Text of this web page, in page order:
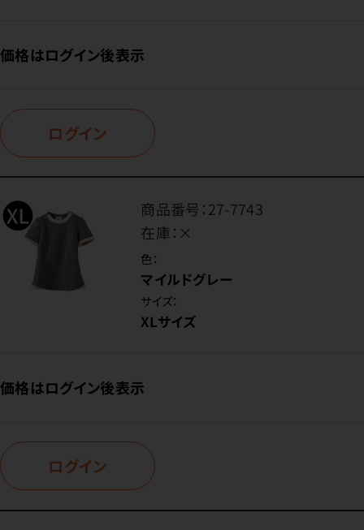
価格はログイン後表示
ログイン
商品番号：27-7743
在庫： ×
色：
マイルドグレー
サイズ：
XLサイズ
価格はログイン後表示
ログイン